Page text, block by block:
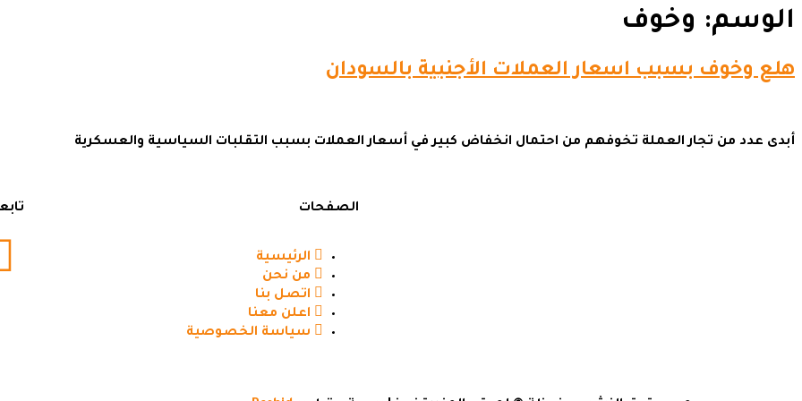
الوسم: وخوف
هلع وخوف بسبب اسعار العملات الأجنبية بالسودان
أبدى عدد من تجار العملة تخوفهم من احتمال انخفاض كبير في أسعار العملات بسبب التقلبات السياسية والعسكرية
الصفحات
الرئيسية
من نحن
اتصل بنا
اعلن معنا
سياسة الخصوصية